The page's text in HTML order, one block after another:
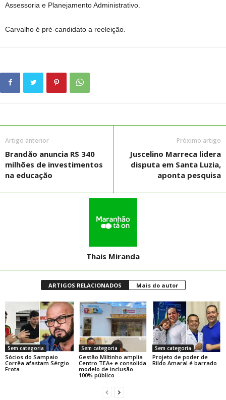
Assessoria e Planejamento Administrativo.
Carvalho é pré-candidato a reeleição.
Artigo anterior
Brandão anuncia R$ 340
milhões de investimentos
na educação
Próximo artigo
Juscelino Marreca lidera
disputa em Santa Luzia,
aponta pesquisa
Thais Miranda
ARTIGOS RELACIONADOS Mais do autor
Sem categoria
Sócios do Sampaio
Corrêa afastam Sérgio
Frota
Sem categoria
Gestão Miltinho amplia
Centro TEA+ e consolida
modelo de inclusão
100% público
Sem categoria
Projeto de poder de
Rildo Amaral é barrado